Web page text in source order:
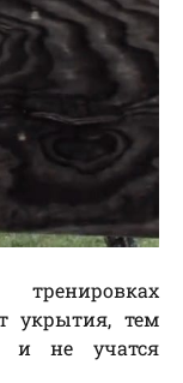
укрытия, тем
и не учатся